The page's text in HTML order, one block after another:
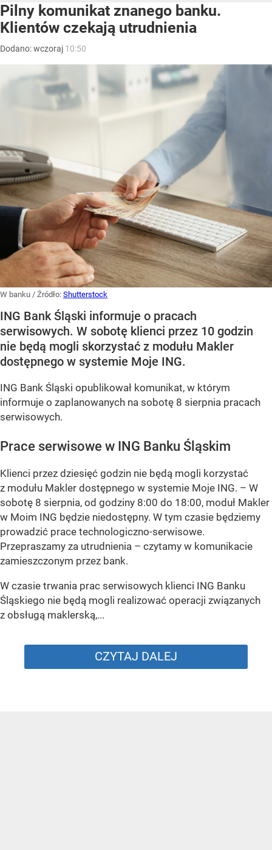
Pilny komunikat znanego banku.
Klientów czekają utrudnienia
Dodano:wczoraj 10:50
W banku / Źródło: Shutterstock
ING Bank Śląski informuje o pracach
serwisowych. W sobotę klienci przez 10 godzin
nie będą mogli skorzystać z modułu Makler
dostępnego w systemie Moje ING.
ING Bank Śląski opublikował komunikat, w którym
informuje o zaplanowanych na sobotę 8 sierpnia pracach
serwisowych.
Prace serwisowe w ING Banku Śląskim
Klienci przez dziesięć godzin nie będą mogli korzystać
z modułu Makler dostępnego w systemie Moje ING. – W
sobotę 8 sierpnia, od godziny 8:00 do 18:00, moduł Makler
w Moim ING będzie niedostępny. W tym czasie będziemy
prowadzić prace technologiczno-serwisowe.
Przepraszamy za utrudnienia – czytamy w komunikacie
zamieszczonym przez bank.
W czasie trwania prac serwisowych klienci ING Banku
Śląskiego nie będą mogli realizować operacji związanych
z obsługą maklerską,...
CZYTAJ DALEJ